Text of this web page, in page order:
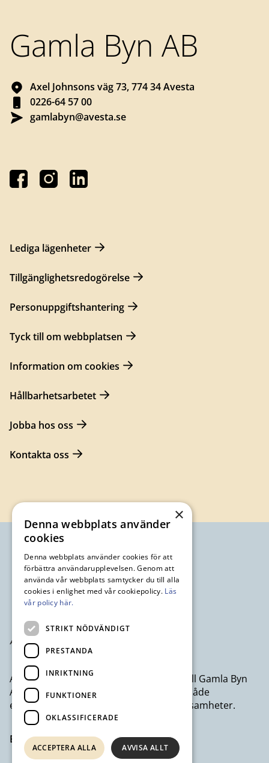
Gamla Byn AB
Axel Johnsons väg 73, 774 34 Avesta
0226-64 57 00
gamlabyn@avesta.se
Lediga lägenheter
Tillgänglighetsredogörelse
Personuppgiftshantering
Tyck till om webbplatsen
Information om cookies
Hållbarhetsarbetet
Jobba hos oss
Kontakta oss
Avesta Industristad AB ett dotterbolag till Gamla Byn
AB som erbjuder kontor och lokaler till både
egenföretagare och större företagsverksamheter.
Besök avestaindustristad.se
×
Denna webbplats använder
cookies
Denna webbplats använder cookies för att
förbättra användarupplevelsen. Genom att
använda vår webbplats samtycker du till alla
cookies i enlighet med vår cookiepolicy. Läs
vår policy här.
STRIKT NÖDVÄNDIGT
PRESTANDA
INRIKTNING
FUNKTIONER
OKLASSIFICERADE
ACCEPTERA ALLA AVVISA ALLT